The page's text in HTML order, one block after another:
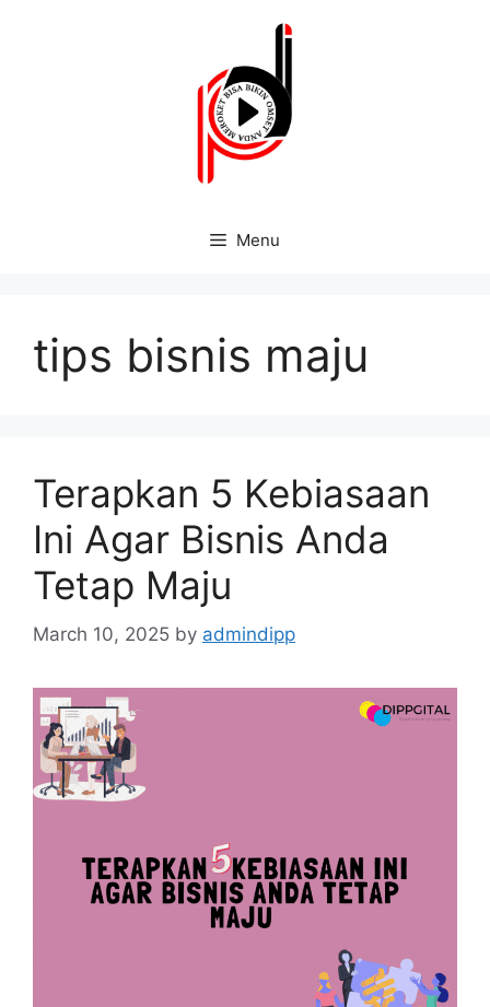
Menu
tips bisnis maju
Terapkan 5 Kebiasaan
Ini Agar Bisnis Anda
Tetap Maju
March 10, 2025 by admindipp